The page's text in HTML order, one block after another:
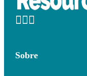
Sobre